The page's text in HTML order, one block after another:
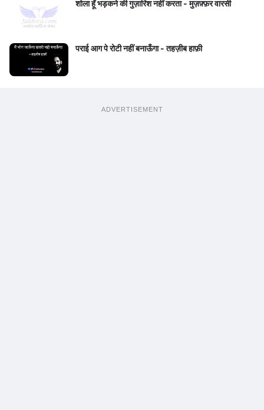
शोला हूँ भड़कने की गुज़ारिश नहीं करता - मुज़फ़्फ़र वारसी
पराई आग पे रोटी नहीं बनाऊँगा - तहज़ीब हाफ़ी
ADVERTISEMENT